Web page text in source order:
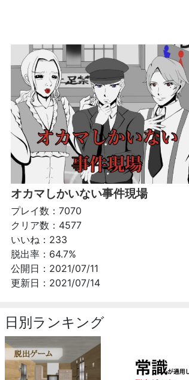
オカマしかいない事件現場
プレイ数：7070
クリア数：4577
いいね：233
脱出率：64.7%
公開日：2021/07/11
更新日：2021/07/14
日別ランキング